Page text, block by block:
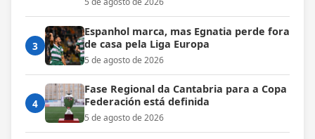
3
Espanhol marca, mas Egnatia perde fora
de casa pela Liga Europa
5 de agosto de 2026
4
Fase Regional da Cantabria para a Copa
Federación está definida
5 de agosto de 2026